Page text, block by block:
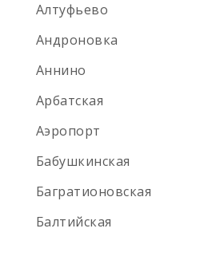
Алтуфьево
Андроновка
Аннино
Арбатская
Аэропорт
Бабушкинская
Багратионовская
Балтийская